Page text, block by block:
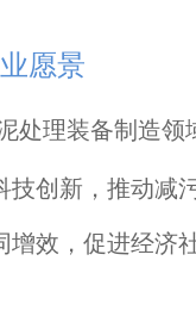
业愿景
处理装备制造领
技创新，推动减
增效，促进经济